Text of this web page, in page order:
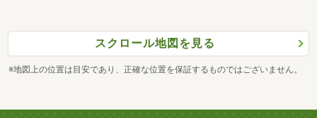
スクロール地図を見る
※地図上の位置は目安であり、正確な位置を保証するものではございません。